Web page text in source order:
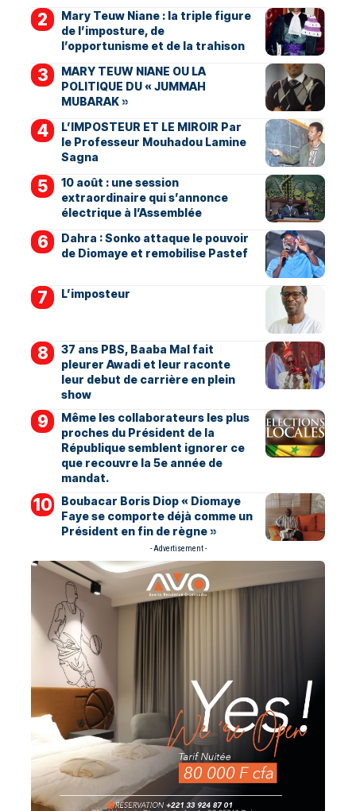
Mary Teuw Niane : la triple figure
de l’imposture, de
l’opportunisme et de la trahison
MARY TEUW NIANE OU LA
POLITIQUE DU « JUMMAH
MUBARAK »
L’IMPOSTEUR ET LE MIROIR Par
le Professeur Mouhadou Lamine
Sagna
10 août : une session
extraordinaire qui s’annonce
électrique à l’Assemblée
Dahra : Sonko attaque le pouvoir
de Diomaye et remobilise Pastef
L’imposteur
37 ans PBS, Baaba Mal fait
pleurer Awadi et leur raconte
leur debut de carrière en plein
show
Même les collaborateurs les plus
proches du Président de la
République semblent ignorer ce
que recouvre la 5e année de
mandat.
Boubacar Boris Diop « Diomaye
Faye se comporte déjà comme un
Président en fin de règne »
- Advertisement -